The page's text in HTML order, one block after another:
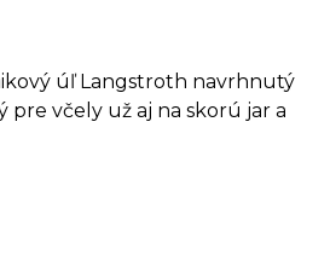
úľ Langstroth navrhnutý
pre včely už aj na skorú jar a